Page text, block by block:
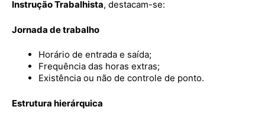
Instrução Trabalhista, destacam-se:
Jornada de trabalho
Horário de entrada e saída;
Frequência das horas extras;
Existência ou não de controle de ponto.
Estrutura hierárquica